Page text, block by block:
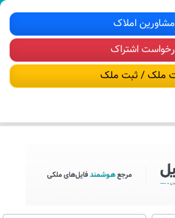
فروش، رهن و اجاره
املاک
اشتراک
ملک / ثبت ملک